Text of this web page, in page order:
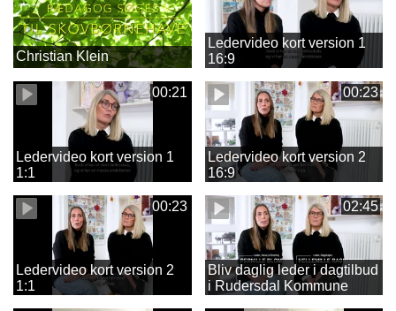
Christian Klein
Ledervideo kort version 1
16:9
00:21
Ledervideo kort version 1
1:1
00:23
Ledervideo kort version 2
16:9
00:23
Ledervideo kort version 2
1:1
02:45
Bliv daglig leder i dagtilbud
i Rudersdal Kommune